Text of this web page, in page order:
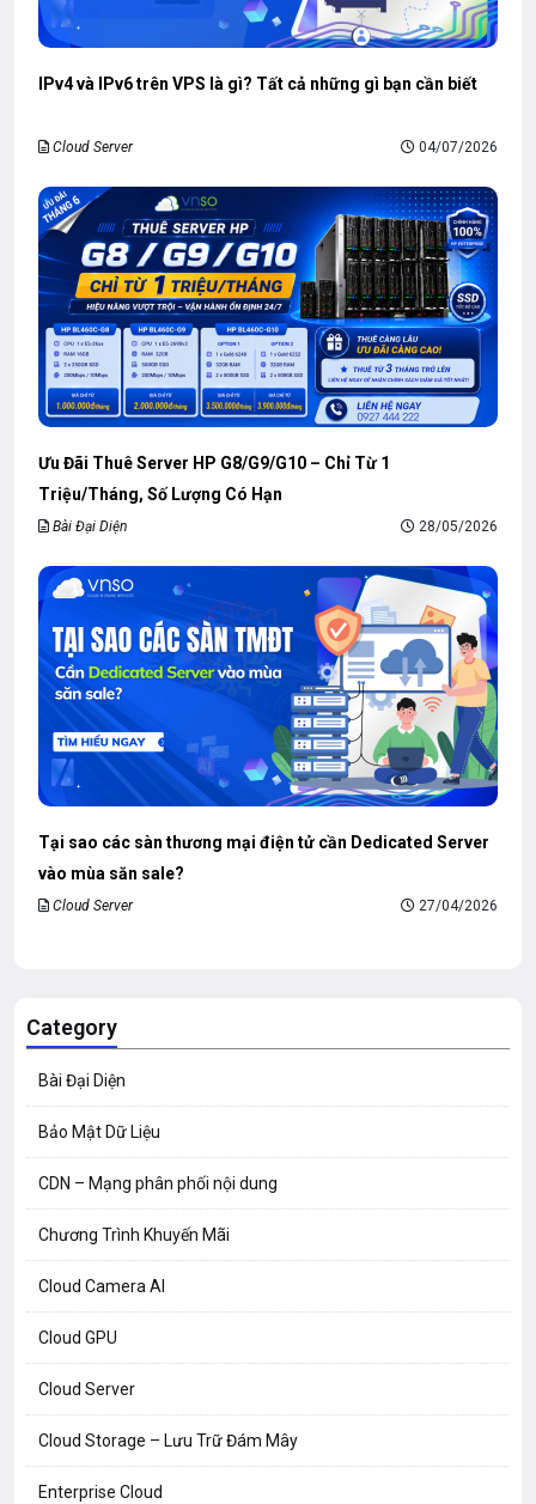
IPv4 và IPv6 trên VPS là gì? Tất cả những gì bạn cần biết
Cloud Server 04/07/2026
Ưu Đãi Thuê Server HP G8/G9/G10 – Chỉ Từ 1
Triệu/Tháng, Số Lượng Có Hạn
Bài Đại Diện 28/05/2026
Tại sao các sàn thương mại điện tử cần Dedicated Server
vào mùa săn sale?
Cloud Server 27/04/2026
Category
Bài Đại Diện
Bảo Mật Dữ Liệu
CDN – Mạng phân phối nội dung
Chương Trình Khuyến Mãi
Cloud Camera AI
Cloud GPU
Cloud Server
Cloud Storage – Lưu Trữ Đám Mây
Enterprise Cloud